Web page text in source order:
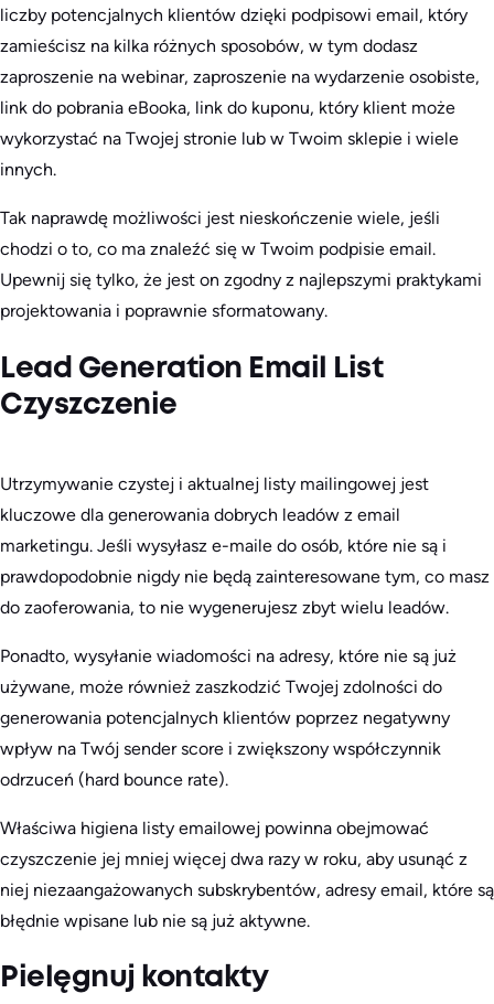
liczby potencjalnych klientów dzięki podpisowi email, który
zamieścisz na kilka różnych sposobów, w tym dodasz
zaproszenie na webinar, zaproszenie na wydarzenie osobiste,
link do pobrania eBooka, link do kuponu, który klient może
wykorzystać na Twojej stronie lub w Twoim sklepie i wiele
innych.
Tak naprawdę możliwości jest nieskończenie wiele, jeśli
chodzi o to, co ma znaleźć się w Twoim podpisie email.
Upewnij się tylko, że jest on zgodny z najlepszymi praktykami
projektowania i poprawnie sformatowany.
Lead Generation Email List
Czyszczenie
Utrzymywanie czystej i aktualnej listy mailingowej jest
kluczowe dla generowania dobrych leadów z email
marketingu. Jeśli wysyłasz e-maile do osób, które nie są i
prawdopodobnie nigdy nie będą zainteresowane tym, co masz
do zaoferowania, to nie wygenerujesz zbyt wielu leadów.
Ponadto, wysyłanie wiadomości na adresy, które nie są już
używane, może również zaszkodzić Twojej zdolności do
generowania potencjalnych klientów poprzez negatywny
wpływ na Twój sender score i zwiększony współczynnik
odrzuceń (hard bounce rate).
Właściwa higiena listy emailowej powinna obejmować
czyszczenie jej mniej więcej dwa razy w roku, aby usunąć z
niej niezaangażowanych subskrybentów, adresy email, które są
błędnie wpisane lub nie są już aktywne.
Pielęgnuj kontakty